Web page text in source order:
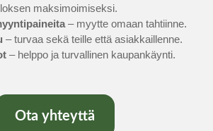
maksimoimiseksi.
– myytte omaan tahtiinne.
– turvaa sekä teille että asiakkaillenne.
– helppo ja turvallinen kaupankäynti.
Ota yhteyttä